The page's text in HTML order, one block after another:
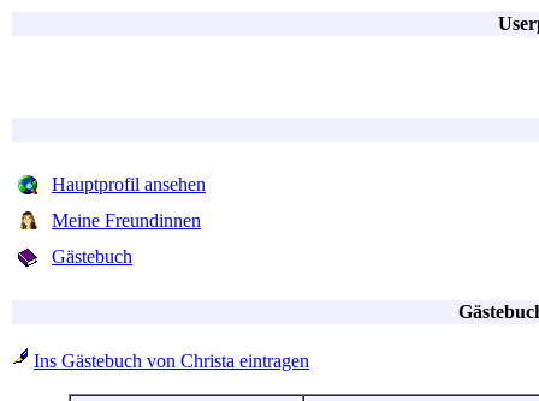
Hauptprofil ansehen
Meine Freundinnen
Gästebuch
Ins Gästebuch von Christa eintragen